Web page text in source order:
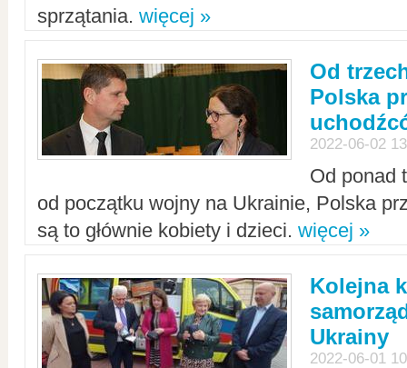
sprzątania. więcej »
Od
Polska
2022-06-02
Od ponad
od początku wojny na Ukrainie, Polska
są to głównie kobiety i dzieci. więcej »
Kolejna
Ukrainy
2022-06-01